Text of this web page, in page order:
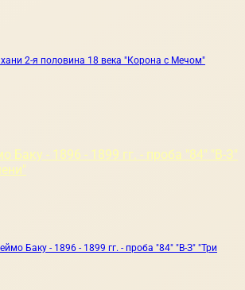
2-я половина 18 века "Корона с Мечом"
Баку - 1896 - 1899 гг. - проба "84" "В-З" "Три